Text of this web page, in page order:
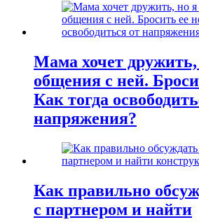
Мама хочет дружить,
общения с ней.
Как тогда
напряжения?
Как правильно
с партнером и найти